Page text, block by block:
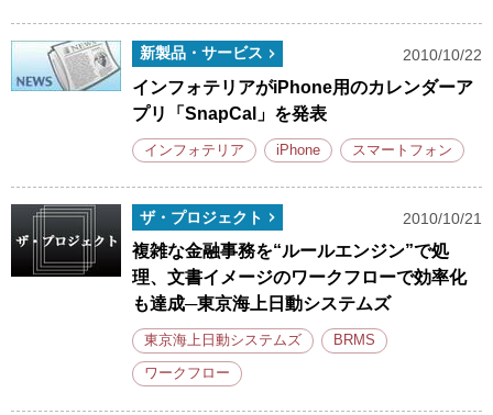
新製品・サービス 2010/10/22
インフォテリアがiPhone用のカレンダーア
プリ「SnapCal」を発表
インフォテリア iPhone スマートフォン
ザ・プロジェクト 2010/10/21
複雑な金融事務を“ルールエンジン”で処
理、文書イメージのワークフローで効率化
も達成─東京海上日動システムズ
東京海上日動システムズ BRMS
ワークフロー